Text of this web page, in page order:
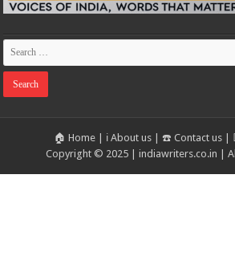
🏠 Home| ℹ️ About us| ☎️ Contact us|
Copyright © 2025 | indiawriters.co.in |